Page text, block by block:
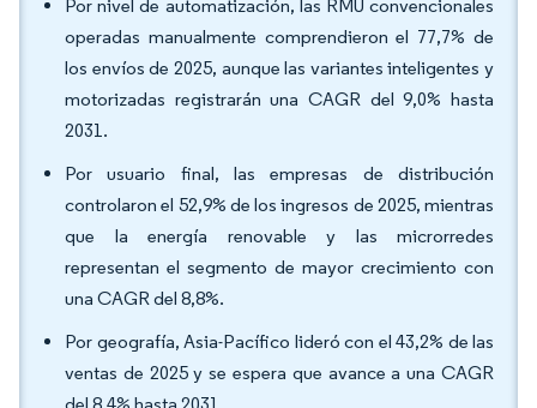
Por nivel de automatización, las RMU convencionales
operadas manualmente comprendieron el 77,7% de
los envíos de 2025, aunque las variantes inteligentes y
motorizadas registrarán una CAGR del 9,0% hasta
2031.
Por usuario final, las empresas de distribución
controlaron el 52,9% de los ingresos de 2025, mientras
que la energía renovable y las microrredes
representan el segmento de mayor crecimiento con
una CAGR del 8,8%.
Por geografía, Asia-Pacífico lideró con el 43,2% de las
ventas de 2025 y se espera que avance a una CAGR